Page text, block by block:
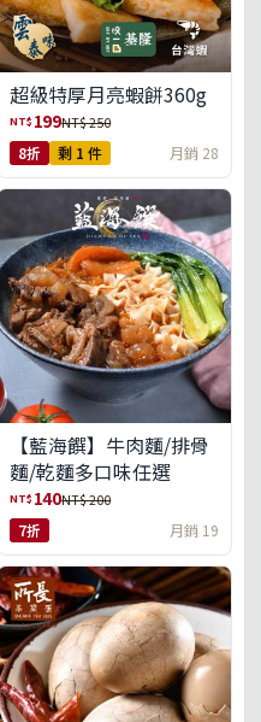
超級特厚月亮蝦餅360g
NT$ 199NT$ 250
8折 剩 1 件 月銷 28
【藍海饌】牛肉麵/排骨
麵/乾麵多口味任選
NT$ 140NT$ 200
7折 月銷 19